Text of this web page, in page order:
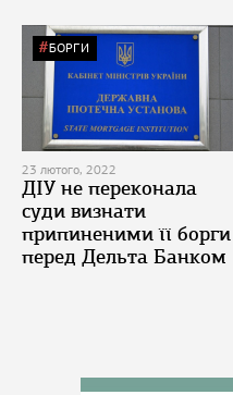
БОРГИ
23 лютого, 2022
ДІУ не переконала
суди визнати
припиненими її борги
перед Дельта Банком